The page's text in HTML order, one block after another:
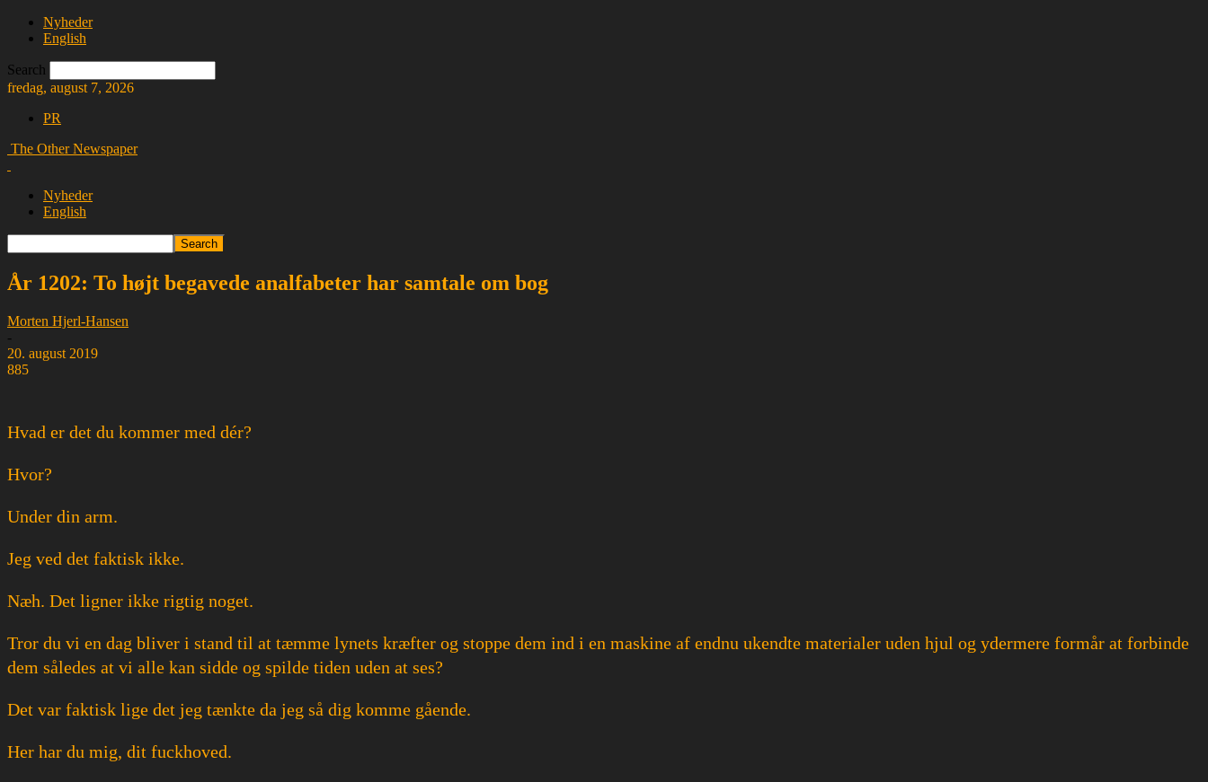
Nyheder
English
Search
fredag, august 7, 2026
PR
The Other Newspaper
Nyheder
English
År 1202: To højt begavede analfabeter har samtale om bog
Morten Hjerl-Hansen
-
20. august 2019
885
Hvad er det du kommer med dér?
Hvor?
Under din arm.
Jeg ved det faktisk ikke.
Næh. Det ligner ikke rigtig noget.
Tror du vi en dag bliver i stand til at tæmme lynets kræfter og stoppe dem ind i en maskine af endnu ukendte materialer uden hjul og ydermere formår at forbinde
dem således at vi alle kan sidde og spilde tiden uden at ses?
Det var faktisk lige det jeg tænkte da jeg så dig komme gående.
Her har du mig, dit fuckhoved.